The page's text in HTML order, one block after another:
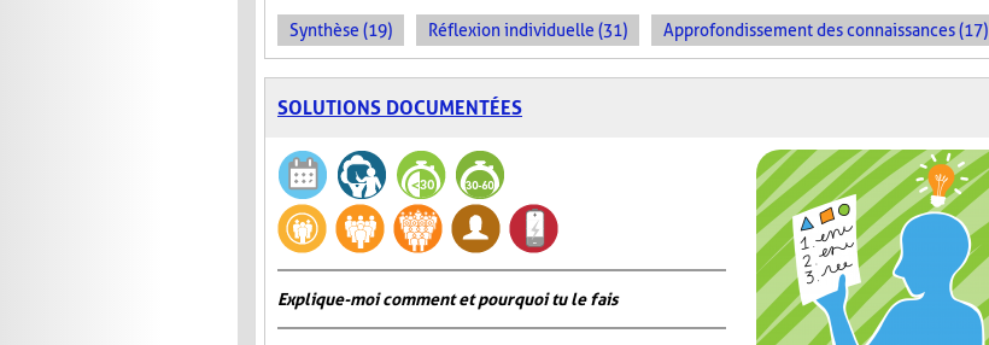
Synthèse (19) Réflexion individuelle (31) Approfondissement des connaissances (17)
SOLUTIONS DOCUMENTÉES
Explique-moi comment et pourquoi tu le fais